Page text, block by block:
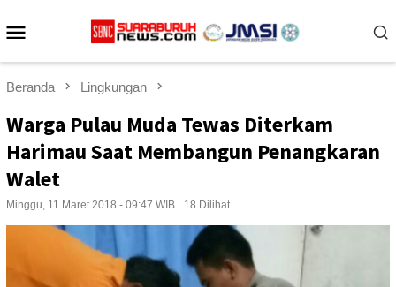
ke
Beranda Lingkungan
Warga Pulau Muda Tewas Diterkam
Harimau Saat Membangun Penangkaran
Walet
Minggu, 11 Maret 2018 - 09:47 WIB 18 Dilihat